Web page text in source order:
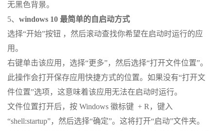
无黑色背景。
5、 windows 10 最简单的自启动方式
选择“开始”按钮 ，然后滚动查找你希望在启动时运行的应
用。
右键单击该应用，选择“更多”，然后选择“打开文件位置”。
此操作会打开保存应用快捷方式的位置。如果没有“打开文
件位置”选项，这意味着该应用无法在启动时运行。
文件位置打开后，按 Windows 徽标键 + R，键入
“shell:startup”，然后选择“确定”。这将打开“启动”文件夹。